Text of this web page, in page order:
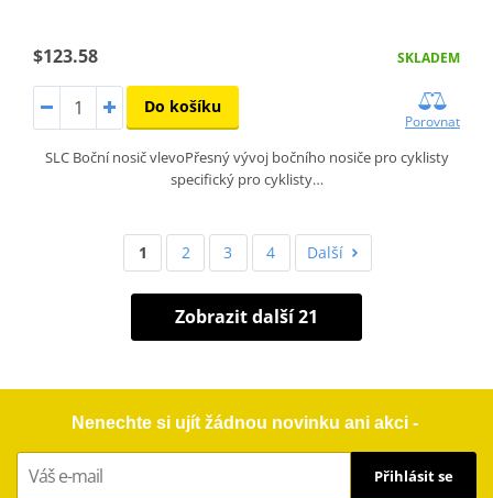
$123.58 SKLADEM
Do košíku
Porovnat
SLC Boční nosič vlevoPřesný vývoj bočního nosiče pro cyklisty
specifický pro cyklisty…
1 2 3 4 Další
Zobrazit další 21
Nenechte si ujít žádnou novinku ani akci -
Přihlásit se